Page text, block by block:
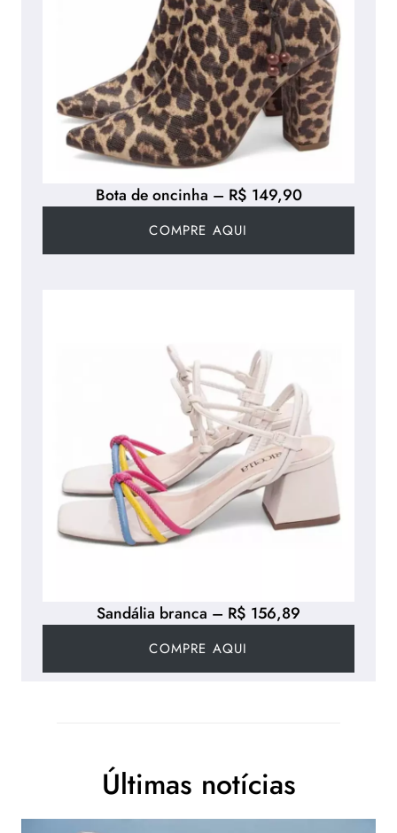
Sandália branca – R$ 156,89
COMPRE AQUI
Bota de oncinha – R$ 149,90
COMPRE AQUI
Últimas notícias